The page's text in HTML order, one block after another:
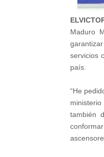
Maduro
servicios
país.
“He
también